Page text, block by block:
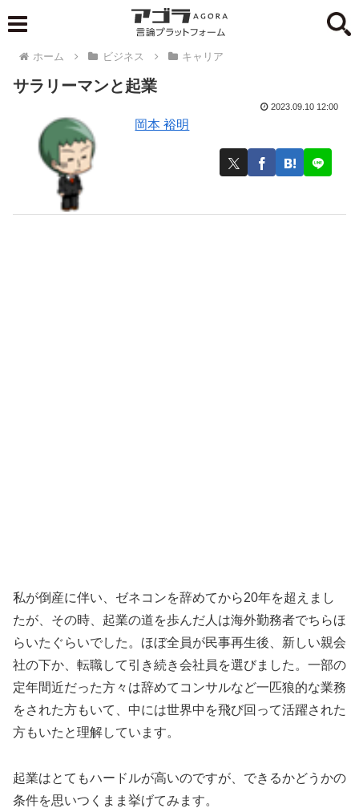
ホーム ビジネス キャリア
サラリーマンと起業
岡本 裕明
2023.09.10 12:00
私が倒産に伴い、ゼネコンを辞めてから20年を超えまし
たが、その時、起業の道を歩んだ人は海外勤務者でちらほ
らいたぐらいでした。ほぼ全員が民事再生後、新しい親会
社の下か、転職して引き続き会社員を選びました。一部の
定年間近だった方々は辞めてコンサルなど一匹狼的な業務
をされた方もいて、中には世界中を飛び回って活躍された
方もいたと理解しています。
起業はとてもハードルが高いのですが、できるかどうかの
条件を思いつくまま挙げてみます。